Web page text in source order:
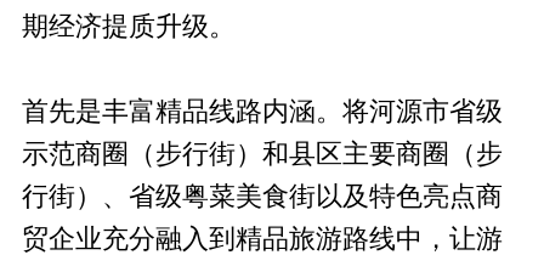
期经济提质升级。
首先是丰富精品线路内涵。将河源市省级
示范商圈（步行街）和县区主要商圈（步
行街）、省级粤菜美食街以及特色亮点商
贸企业充分融入到精品旅游路线中，让游